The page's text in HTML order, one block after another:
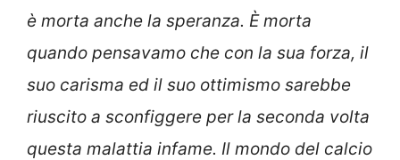
è morta anche la speranza. È morta
quando pensavamo che con la sua forza, il
suo carisma ed il suo ottimismo sarebbe
riuscito a sconfiggere per la seconda volta
questa malattia infame. Il mondo del calcio